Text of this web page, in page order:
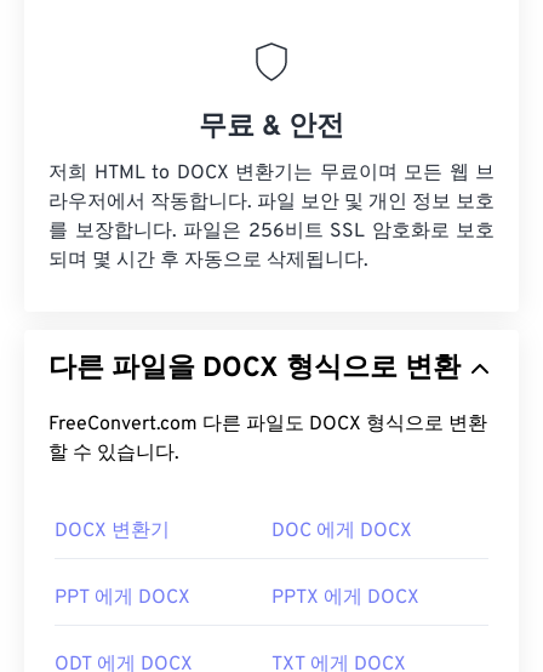
무료 & 안전
저희 HTML to DOCX 변환기는 무료이며 모든 웹 브
라우저에서 작동합니다. 파일 보안 및 개인 정보 보호
를 보장합니다. 파일은 256비트 SSL 암호화로 보호
되며 몇 시간 후 자동으로 삭제됩니다.
다른 파일을 DOCX 형식으로 변환
FreeConvert.com 다른 파일도 DOCX 형식으로 변환
할 수 있습니다.
DOCX 변환기 DOC 에게 DOCX
PPT 에게 DOCX PPTX 에게 DOCX
ODT 에게 DOCX TXT 에게 DOCX